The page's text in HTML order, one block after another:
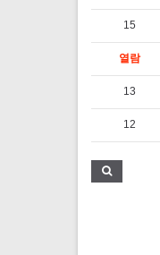
15
열람
13
12